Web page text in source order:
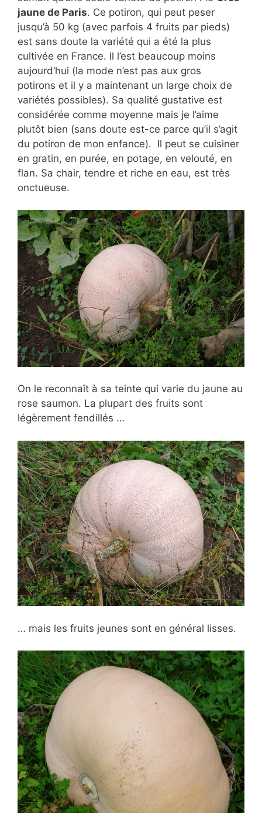
jaune de Paris. Ce potiron, qui peut peser
jusqu’à 50 kg (avec parfois 4 fruits par pieds)
est sans doute la variété qui a été la plus
cultivée en France. Il l’est beaucoup moins
aujourd’hui (la mode n’est pas aux gros
potirons et il y a maintenant un large choix de
variétés possibles). Sa qualité gustative est
considérée comme moyenne mais je l’aime
plutôt bien (sans doute est-ce parce qu’il s’agit
du potiron de mon enfance). Il peut se cuisiner
en gratin, en purée, en potage, en velouté, en
flan. Sa chair, tendre et riche en eau, est très
onctueuse.
On le reconnaît à sa teinte qui varie du jaune au
rose saumon. La plupart des fruits sont
légèrement fendillés …
… mais les fruits jeunes sont en général lisses.